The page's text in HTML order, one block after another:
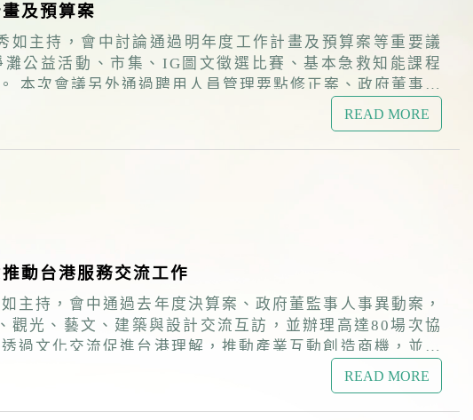
及預算案
主持，會中討論通過明年度工作計畫及預算案等重要議
READ MORE
動台港服務交流工作
持，會中通過去年度決算案、政府董監事人事異動案，
過文化交流促進台港理解，推動產業互動創造商機，並以
會韌性訓練講座、居留定居座談、走讀臺灣-客家文化體
助在台港人適應台灣社會。
READ MORE